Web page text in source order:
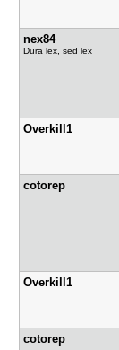
nex84
Dura lex, sed lex
Overkill1
cotorep
Overkill1
cotorep